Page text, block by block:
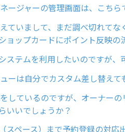
ージャーの管理画面は、こちら
ていまして、まだ調べ切れてな
ップカードにポイント反映の
ステムを利用したいのですが、
ーは自分でカスタム差し替えて
しているのですが、オーナー
いいでしょうか？
スペース）まで予約登録の対応